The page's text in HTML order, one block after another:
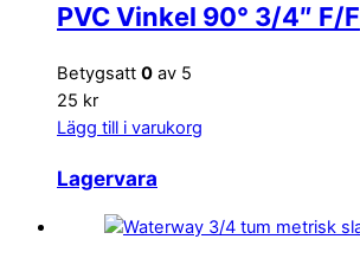
PVC Vinkel 90° 3/4″ F/F
Betygsatt 0 av 5
25 kr
Lägg till i varukorg
Lagervara